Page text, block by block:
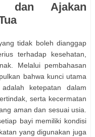
dan Ajakan
tidak boleh dianggap
terhadap kesehatan,
Melalui pembahasan
bahwa kunci utama
ketepatan dalam
serta kecermatan
aman dan sesuai usia.
bayi memiliki kondisi
yang digunakan juga